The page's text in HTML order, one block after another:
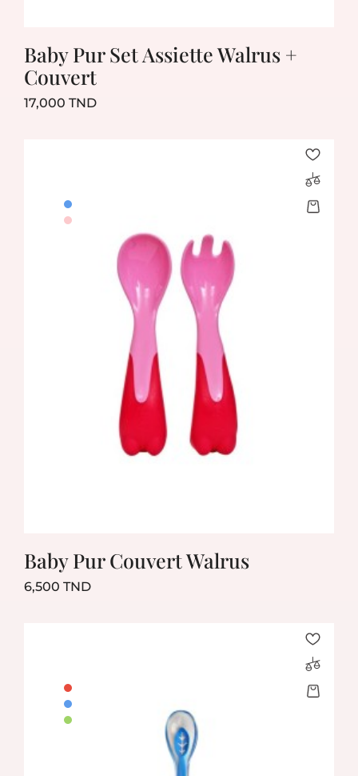
Baby Pur Set Assiette Walrus +
Couvert
17,000 TNDPrix
Baby Pur Couvert Walrus
6,500 TNDPrix